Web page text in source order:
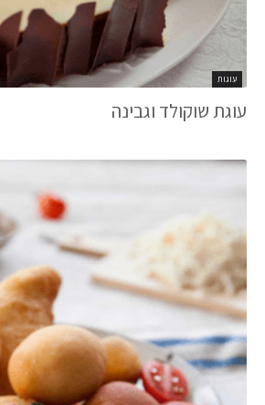
עוגות
עוגת שוקולד וגבינה